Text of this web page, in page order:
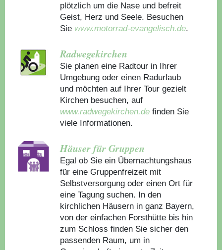
plötzlich um die Nase und befreit
Geist, Herz und Seele. Besuchen
Sie www.motorrad-evangelisch.de.
Radwegekirchen
Sie planen eine Radtour in Ihrer
Umgebung oder einen Radurlaub
und möchten auf Ihrer Tour gezielt
Kirchen besuchen, auf
www.radwegekirchen.de finden Sie
viele Informationen.
Häuser für Gruppen
Egal ob Sie ein Übernachtungshaus
für eine Gruppenfreizeit mit
Selbstversorgung oder einen Ort für
eine Tagung suchen. In den
kirchlichen Häusern in ganz Bayern,
von der einfachen Forsthütte bis hin
zum Schloss finden Sie sicher den
passenden Raum, um in